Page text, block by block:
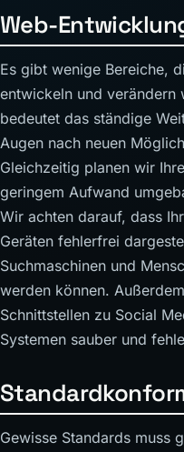
Web-
Es gibt wenige Bereiche,
entwickeln und verändern
bedeutet das ständige
Augen nach neuen
Gleichzeitig planen wir
geringem Aufwand
Wir achten darauf, dass
Geräten fehlerfrei
Suchmaschinen und
werden können.
Schnittstellen zu Social
Systemen sauber und
Gewisse Standards muss